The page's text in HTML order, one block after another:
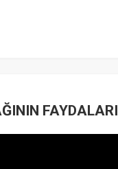
FAYDALARI